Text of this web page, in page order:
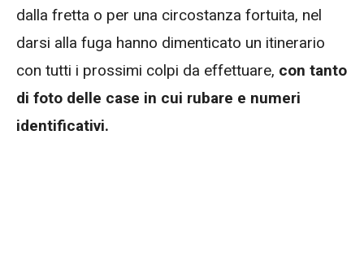
dalla fretta o per una circostanza fortuita, nel
darsi alla fuga hanno dimenticato un itinerario
con tutti i prossimi colpi da effettuare, con tanto
di foto delle case in cui rubare e numeri
identificativi.